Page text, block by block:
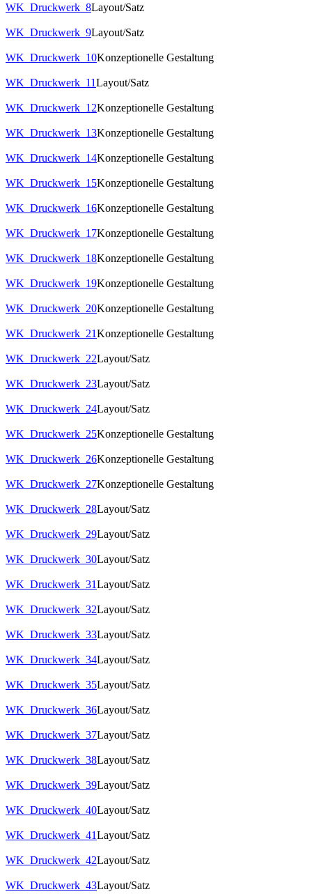
WK_Druckwerk_8Layout/Satz
WK_Druckwerk_9Layout/Satz
WK_Druckwerk_10Konzeptionelle Gestaltung
WK_Druckwerk_11Layout/Satz
WK_Druckwerk_12Konzeptionelle Gestaltung
WK_Druckwerk_13Konzeptionelle Gestaltung
WK_Druckwerk_14Konzeptionelle Gestaltung
WK_Druckwerk_15Konzeptionelle Gestaltung
WK_Druckwerk_16Konzeptionelle Gestaltung
WK_Druckwerk_17Konzeptionelle Gestaltung
WK_Druckwerk_18Konzeptionelle Gestaltung
WK_Druckwerk_19Konzeptionelle Gestaltung
WK_Druckwerk_20Konzeptionelle Gestaltung
WK_Druckwerk_21Konzeptionelle Gestaltung
WK_Druckwerk_22Layout/Satz
WK_Druckwerk_23Layout/Satz
WK_Druckwerk_24Layout/Satz
WK_Druckwerk_25Konzeptionelle Gestaltung
WK_Druckwerk_26Konzeptionelle Gestaltung
WK_Druckwerk_27Konzeptionelle Gestaltung
WK_Druckwerk_28Layout/Satz
WK_Druckwerk_29Layout/Satz
WK_Druckwerk_30Layout/Satz
WK_Druckwerk_31Layout/Satz
WK_Druckwerk_32Layout/Satz
WK_Druckwerk_33Layout/Satz
WK_Druckwerk_34Layout/Satz
WK_Druckwerk_35Layout/Satz
WK_Druckwerk_36Layout/Satz
WK_Druckwerk_37Layout/Satz
WK_Druckwerk_38Layout/Satz
WK_Druckwerk_39Layout/Satz
WK_Druckwerk_40Layout/Satz
WK_Druckwerk_41Layout/Satz
WK_Druckwerk_42Layout/Satz
WK_Druckwerk_43Layout/Satz